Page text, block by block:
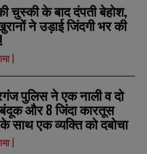
चुस्की के बाद दंपती बेहोश,
ने उड़ाई जिंदगी भर की
पुलिस ने एक नाली व दो
बंदूक और 8 जिंदा कारतूस
साथ एक व्यक्ति को दबोचा